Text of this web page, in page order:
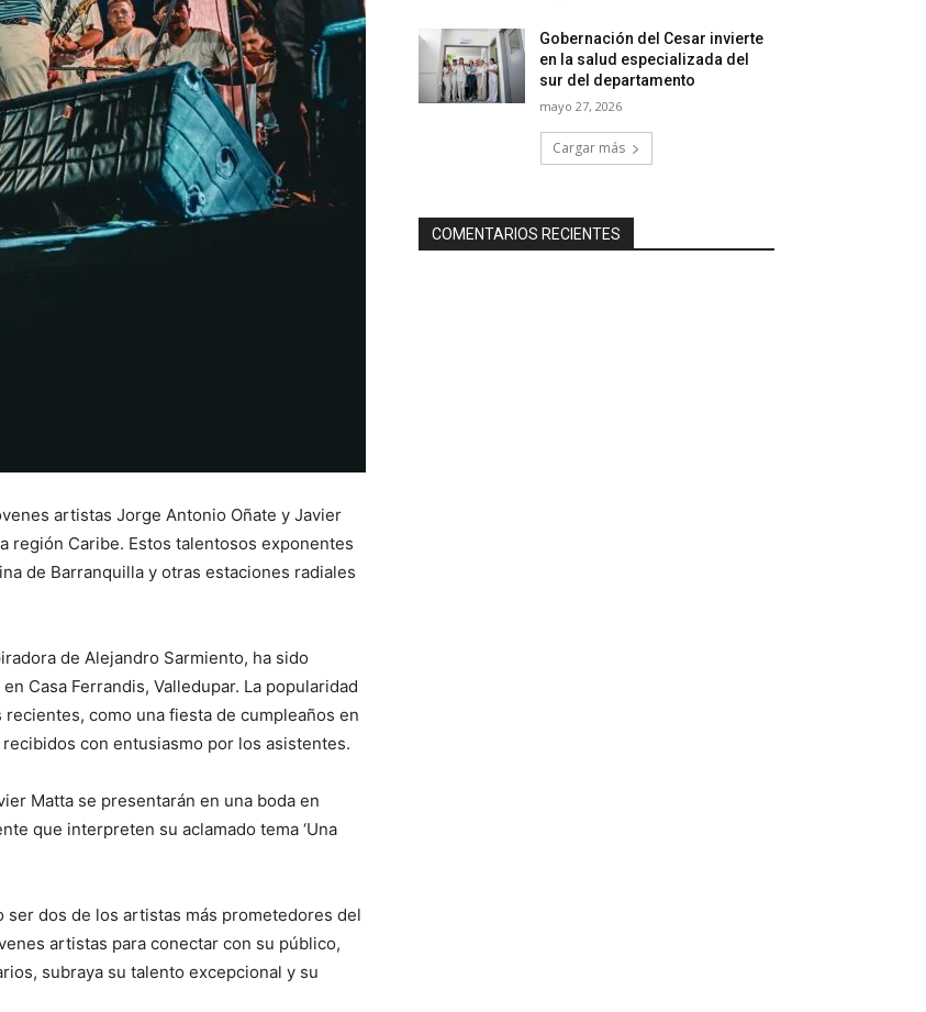
artistas Jorge Antonio Oñate y Javier
región Caribe. Estos talentosos exponentes
de Barranquilla y otras estaciones radiales
de Alejandro Sarmiento, ha sido
Casa Ferrandis, Valledupar. La popularidad
como una fiesta de cumpleaños en
con entusiasmo por los asistentes.
Matta se presentarán en una boda en
que interpreten su aclamado tema ‘Una
dos de los artistas más prometedores del
artistas para conectar con su público,
subraya su talento excepcional y su
Gobernación del Cesar invierte
en la salud especializada del
sur del departamento
mayo 27, 2026
Cargar más
COMENTARIOS RECIENTES